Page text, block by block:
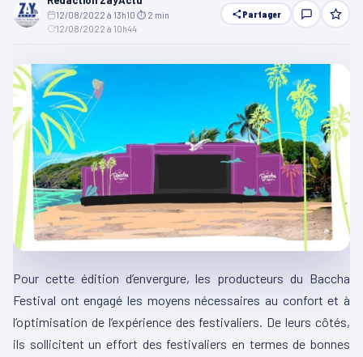
12/08/2022 à 13h10 ⏱ 2 min
12/08/2022 à 10h44
Partager
Pour cette édition d’envergure, les producteurs du Baccha
Festival ont engagé les moyens nécessaires au confort et à
l’optimisation de l’expérience des festivaliers. De leurs côtés,
ils sollicitent un effort des festivaliers en termes de bonnes